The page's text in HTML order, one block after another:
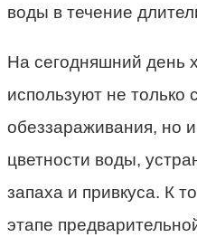
воды в течение
На сегодняшний день
используют не только
обеззараживания, но
цветности воды,
запаха и привкуса. К
этапе